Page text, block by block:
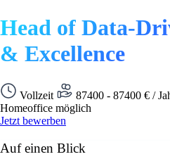
Head of Data-
& Excellence
Vollzeit 87400 - 87400 € /
Homeoffice möglich
Jetzt bewerben
Auf einen Blick